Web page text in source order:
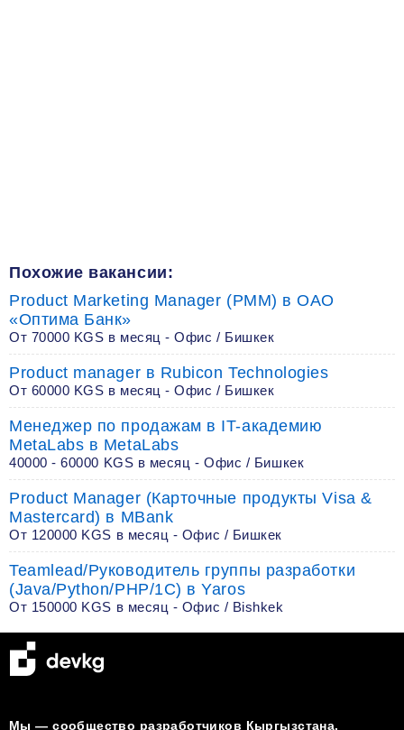
Похожие вакансии:
Product Marketing Manager (PMM) в ОАО
«Оптима Банк»
От 70000 KGS в месяц - Офис / Бишкек
Product manager в Rubicon Technologies
От 60000 KGS в месяц - Офис / Бишкек
Менеджер по продажам в IT-академию
MetaLabs в MetaLabs
40000 - 60000 KGS в месяц - Офис / Бишкек
Product Manager (Карточные продукты Visa &
Mastercard) в MBank
От 120000 KGS в месяц - Офис / Бишкек
Teamlead/Руководитель группы разработки
(Java/Python/PHP/1C) в Yaros
От 150000 KGS в месяц - Офис / Bishkek
Мы — сообщество разработчиков Кыргызстана.